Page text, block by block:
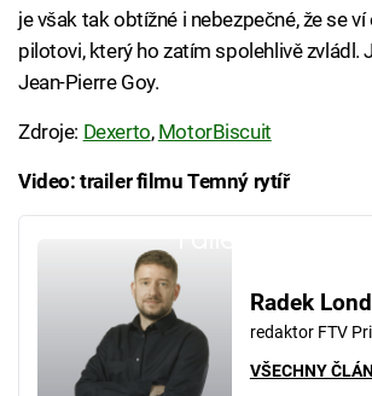
je však tak obtížné i nebezpečné, že se ví
pilotovi, který ho zatím spolehlivě zvládl.
Jean-Pierre Goy.
Zdroje: Dexerto, MotorBiscuit
Video: trailer filmu Temný rytíř
Radek
redaktor FTV
VŠECHNY